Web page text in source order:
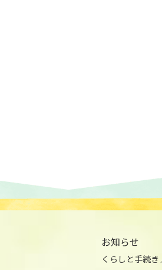
お知らせ
くらしと手続き